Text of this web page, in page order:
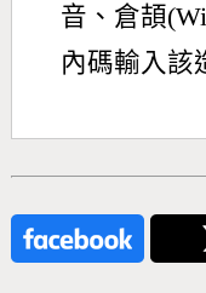
音、倉頡
內碼輸入該